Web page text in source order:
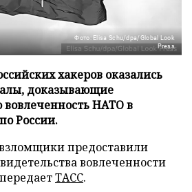
Фото: Elisa Schu/dpa/Global Look
Press
хакеров оказались
доказывающие
НАТО в
России.
предоставили
вовлеченности
ТАСС.